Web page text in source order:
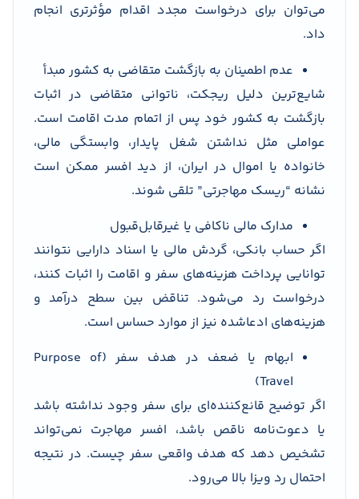
می‌توان برای درخواست مجدد اقدام مؤثرتری انجام
داد.
عدم اطمینان به بازگشت متقاضی به کشور مبدأ
شایع‌ترین دلیل ریجکت، ناتوانی متقاضی در اثبات
بازگشت به کشور خود پس از اتمام مدت اقامت است.
عواملی مثل نداشتن شغل پایدار، وابستگی مالی،
خانواده یا اموال در ایران، از دید افسر ممکن است
نشانه “ریسک مهاجرتی” تلقی شوند.
مدارک مالی ناکافی یا غیرقابل‌قبول
اگر حساب بانکی، گردش مالی یا اسناد دارایی نتوانند
توانایی پرداخت هزینه‌های سفر و اقامت را اثبات کنند،
درخواست رد می‌شود. تناقض بین سطح درآمد و
هزینه‌های ادعاشده نیز از موارد حساس است.
ابهام یا ضعف در هدف سفر (Purpose of
Travel)
اگر توضیح قانع‌کننده‌ای برای سفر وجود نداشته باشد
یا دعوت‌نامه ناقص باشد، افسر مهاجرت نمی‌تواند
تشخیص دهد که هدف واقعی سفر چیست. در نتیجه
احتمال رد ویزا بالا می‌رود.